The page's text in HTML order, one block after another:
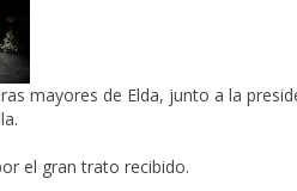
mayores de Elda, junto a la
el gran trato recibido.